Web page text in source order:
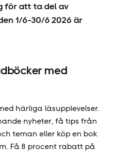
för att ta del av
1/6-30/6 2026 är
med
härliga läsupplevelser.
nyheter, få tips från
teman eller köp en bok
Få 8 procent rabatt på